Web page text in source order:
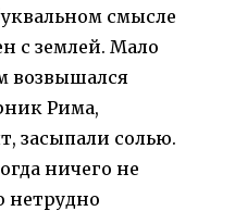
смысле
с землей. Мало
возвышался
Рима,
засыпали солью.
ничего не
нетрудно